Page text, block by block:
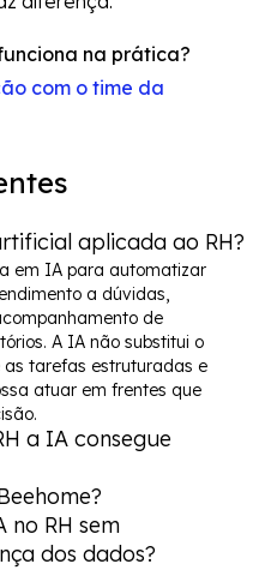
na prática?
com o time da
aplicada ao RH?
em IA para automatizar
a dúvidas,
de
A IA não substitui o
as tarefas estruturadas e
atuar em frentes que
a IA consegue
no RH sem
dos dados?